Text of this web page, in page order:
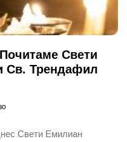
Свети
Св. Трендафил
Свети Емилиан